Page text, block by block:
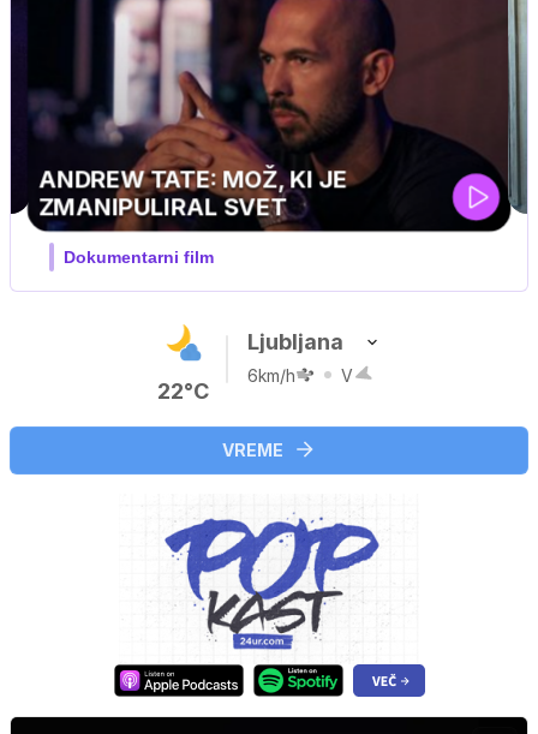
MOJ PRIJATELJ PINGVIN
Film meseca / družinski, pustolovski
22°C
Ljubljana
6km/h V
VREME